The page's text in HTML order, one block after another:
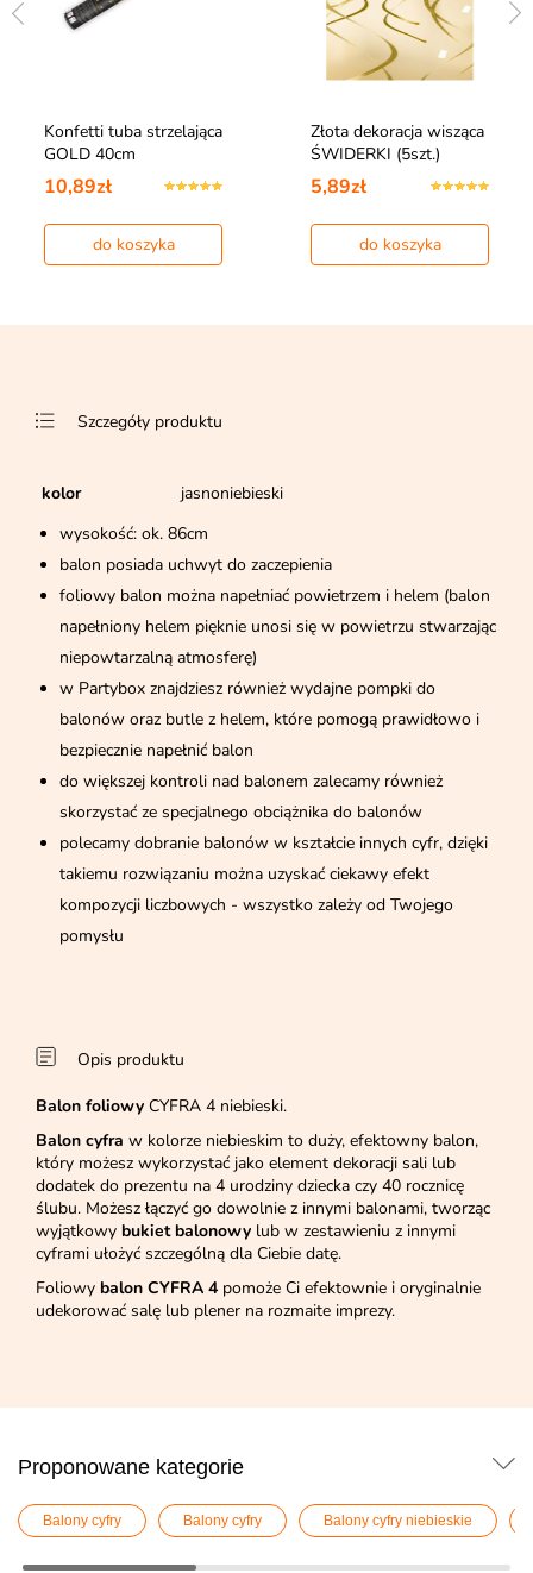
Konfetti tuba strzelająca
GOLD 40cm
10,89zł
do koszyka
Złota dekoracja wisząca
ŚWIDERKI (5szt.)
5,89zł
do koszyka
Szczegóły produktu
kolor
jasnoniebieski
wysokość: ok. 86cm
balon posiada uchwyt do zaczepienia
foliowy balon można napełniać powietrzem i helem (balon
napełniony helem pięknie unosi się w powietrzu stwarzając
niepowtarzalną atmosferę)
w Partybox znajdziesz również wydajne pompki do
balonów oraz butle z helem, które pomogą prawidłowo i
bezpiecznie napełnić balon
do większej kontroli nad balonem zalecamy również
skorzystać ze specjalnego obciążnika do balonów
polecamy dobranie balonów w kształcie innych cyfr, dzięki
takiemu rozwiązaniu można uzyskać ciekawy efekt
kompozycji liczbowych - wszystko zależy od Twojego
pomysłu
Opis produktu
Balon foliowy CYFRA 4 niebieski.
Balon cyfra w kolorze niebieskim to duży, efektowny balon,
który możesz wykorzystać jako element dekoracji sali lub
dodatek do prezentu na 4 urodziny dziecka czy 40 rocznicę
ślubu. Możesz łączyć go dowolnie z innymi balonami, tworząc
wyjątkowy bukiet balonowy lub w zestawieniu z innymi
cyframi ułożyć szczególną dla Ciebie datę.
Foliowy balon CYFRA 4 pomoże Ci efektownie i oryginalnie
udekorować salę lub plener na rozmaite imprezy.
Proponowane kategorie
Balony cyfry Balony cyfry Balony cyfry niebieskie